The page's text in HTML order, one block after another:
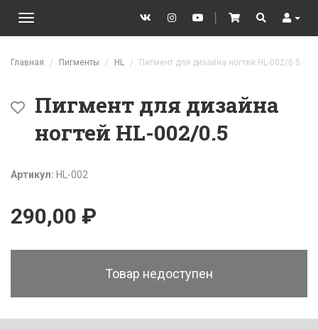
InstagramYouTubeCart SearchUser
Toggle
navigation
Главная Пигменты HL Пигмент для дизайна ногтей HL-002/0.5
Пигмент для дизайна
ногтей HL-002/0.5
Артикул: HL-002
290,00 ₽
Товар недоступен